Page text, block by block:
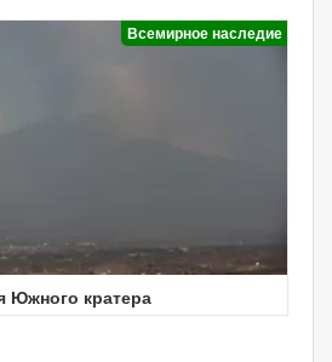
Всемирное наследие
Южного кратера